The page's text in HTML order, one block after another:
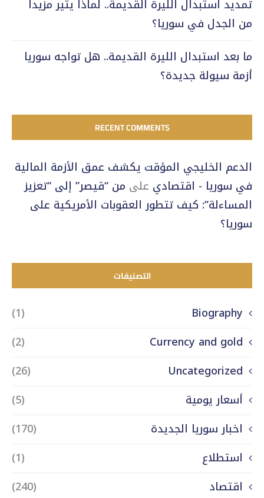
تمديد استبدال الليرة القديمة.. لماذا يثير مزيداً
من الجدل في سوريا؟
ما بعد استبدال الليرة القديمة.. هل تواجه سوريا
أزمة سيولة جديدة؟
RECENT COMMENTS
الدعم الخليجي المؤقت يكشف عمق الأزمة المالية
في سوريا - اقتصادي على من “قيصر” إلى “تعزيز
المساءلة”: كيف تتطور العقوبات الأمريكية على
سوريا؟
التصنيفات
Biography
(1)
Currency and gold
(2)
Uncategorized
(26)
أسعار يومية
(5)
اخبار سوريا الجديدة
(170)
استطلاع
(1)
اقتصاد
(240)